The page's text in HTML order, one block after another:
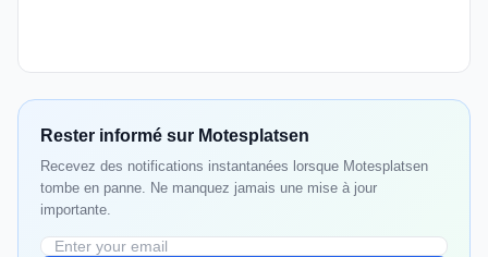
Rester informé sur Motesplatsen
Recevez des notifications instantanées lorsque Motesplatsen
tombe en panne. Ne manquez jamais une mise à jour
importante.